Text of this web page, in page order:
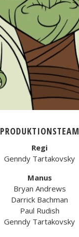
PRODUKTIONSTEAM
Regi
Genndy Tartakovsky
Manus
Bryan Andrews
Darrick Bachman
Paul Rudish
Genndy Tartakovsky